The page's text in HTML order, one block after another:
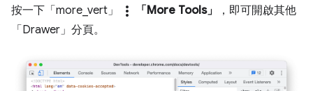
按一下「more_vert」 more_vert 「More Tools」
，即可開啟其他
「Drawer」 分頁。